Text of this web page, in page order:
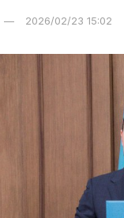
2026/02/23 15:02